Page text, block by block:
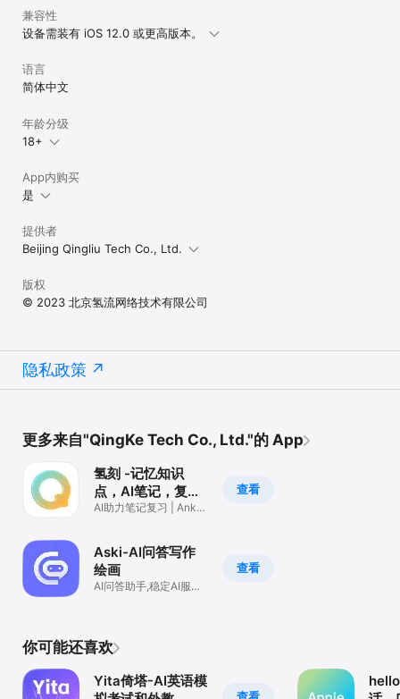
兼容性
设备需装有 iOS 12.0 或更高版本。
语言
简体中文
年龄分级
18+
App内购买
是
提供者
Beijing Qingliu Tech Co., Ltd.
版权
© 2023 北京氢流网络技术有限公司
隐私政策
更多来自"QingKe Tech Co., Ltd."的 App
查看
氢刻 -记忆知识
点，AI笔记，复习
备考，考研公考辅
AI助力笔记复习 | Anki
查看
Aski-AI问答写作
绘画
AI问答助手,稳定AI服务,
你可能还喜欢
Yita倚塔-AI英语模